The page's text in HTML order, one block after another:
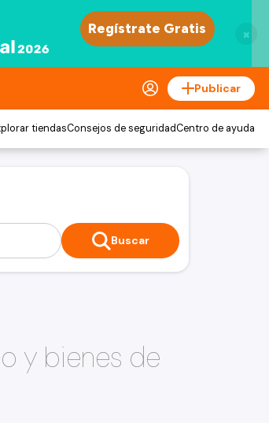
×
Publicar
tiendasConsejos de seguridadCentro de ayuda
Buscar
y bienes de